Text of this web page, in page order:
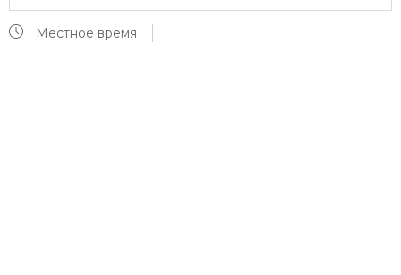
Местное время